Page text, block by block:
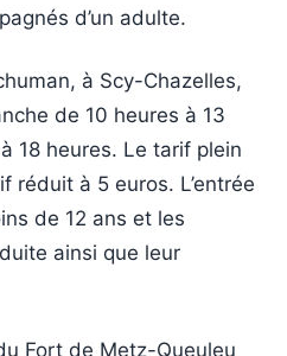
d’un adulte.
à Scy-Chazelles,
de 10 heures à 13
18 heures. Le tarif plein
réduit à 5 euros. L’entrée
de 12 ans et les
ainsi que leur
Fort de Metz-Queuleu